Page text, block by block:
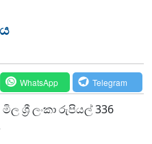
WhatsApp Telegram
ශ්‍රී ලංකා රුපියල් 336